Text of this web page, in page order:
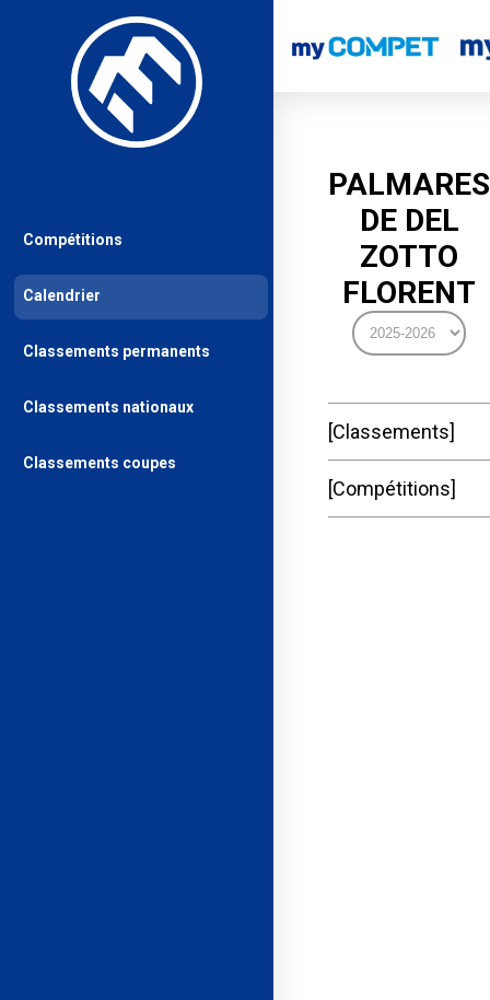
PALMARES
DE DEL
ZOTTO
FLORENT
Classements
Compétitions
Compétitions
Calendrier
Classements permanents
Classements nationaux
Classements coupes